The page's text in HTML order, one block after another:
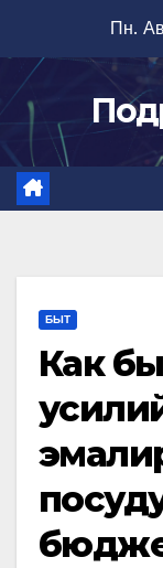
содержимому
Пн.
БЫТ
Как